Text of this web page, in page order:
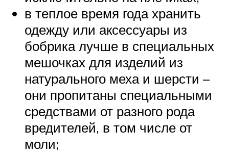
в теплое время года хранить
одежду или аксессуары из
бобрика лучше в специальных
мешочках для изделий из
натурального меха и шерсти –
они пропитаны специальными
средствами от разного рода
вредителей, в том числе от
моли;